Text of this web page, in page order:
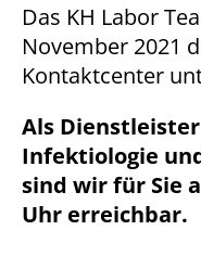
Das KH Labor
November 2021
Kontaktcenter
Als
Infektiologie
sind wir für Sie
Uhr erreichbar.
Cookie Laufzeit:
1 Jahr
STATISTIK
Statistik Cookies
Diese